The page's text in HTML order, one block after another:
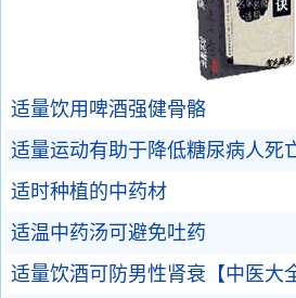
适量饮用啤酒强健骨骼
适量运动有助于降低糖尿病人死
适时种植的中药材
适温中药汤可避免吐药
适量饮酒可防男性肾衰【中医大